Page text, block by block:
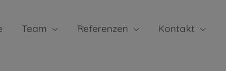
Team Referenzen Kontakt